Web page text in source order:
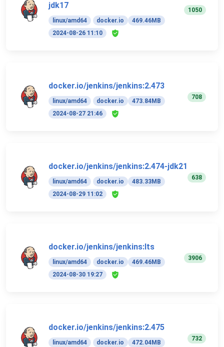
jdk17
linux/amd64 docker.io
469.46MB
2024-08-26 11:10
1050
docker.io/jenkins/jenkins:2.473
linux/amd64 docker.io
473.84MB
2024-08-27 21:46
708
docker.io/jenkins/jenkins:2.474-jdk21
linux/amd64 docker.io
483.33MB
2024-08-29 11:02
638
docker.io/jenkins/jenkins:lts
linux/amd64 docker.io
469.46MB
2024-08-30 19:27
3906
docker.io/jenkins/jenkins:2.475
linux/amd64 docker.io
472.04MB
732